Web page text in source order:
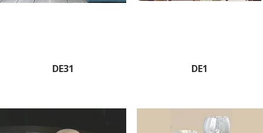
DE31 DE1